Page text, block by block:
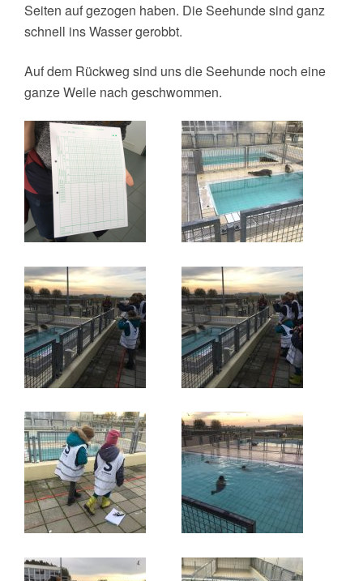
Seiten auf gezogen haben. Die Seehunde sind ganz
schnell insWasser gerobbt.
Auf dem Rückweg sind uns die Seehunde noch eine
ganze Weile nach geschwommen.